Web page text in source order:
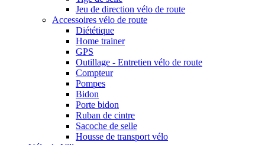
Jeu de direction vélo de route
Accessoires vélo de route
Diététique
Home trainer
GPS
Outillage - Entretien vélo de route
Compteur
Pompes
Bidon
Porte bidon
Ruban de cintre
Sacoche de selle
Housse de transport vélo